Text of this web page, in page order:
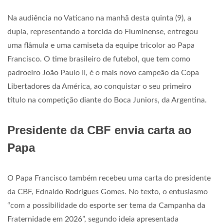
Na audiência no Vaticano na manhã desta quinta (9), a
dupla, representando a torcida do Fluminense, entregou
uma flâmula e uma camiseta da equipe tricolor ao Papa
Francisco. O time brasileiro de futebol, que tem como
padroeiro João Paulo II, é o mais novo campeão da Copa
Libertadores da América, ao conquistar o seu primeiro
título na competição diante do Boca Juniors, da Argentina.
Presidente da CBF envia carta ao
Papa
O Papa Francisco também recebeu uma carta do presidente
da CBF, Ednaldo Rodrigues Gomes. No texto, o entusiasmo
“com a possibilidade do esporte ser tema da Campanha da
Fraternidade em 2026”, segundo ideia apresentada